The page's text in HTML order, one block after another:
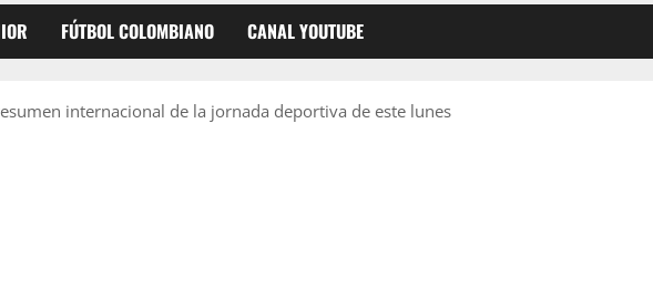
FÚTBOL COLOMBIANO CANAL YOUTUBE
internacional de la jornada deportiva de este lunes